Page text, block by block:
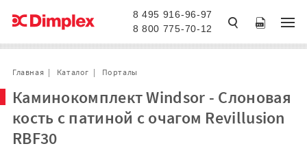
8 495 916-96-97
8 800 775-70-12
Главная Каталог Порталы
Каминокомплект Windsor - Слоновая
кость с патиной с очагом Revillusion
RBF30